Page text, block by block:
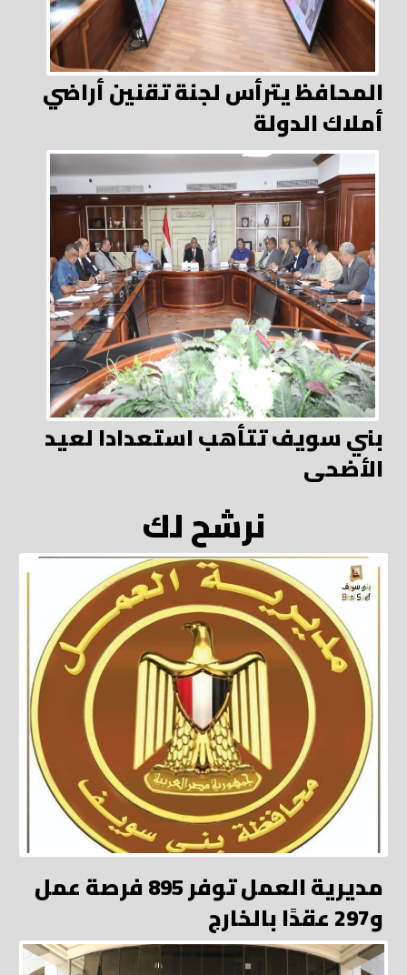
المحافظ يترأس لجنة تقنين أراضي
أملاك الدولة
بني سويف تتأهب استعدادا لعيد
الأضحى
نرشح لك
مديرية العمل توفر 895 فرصة عمل
و297 عقدًا بالخارج